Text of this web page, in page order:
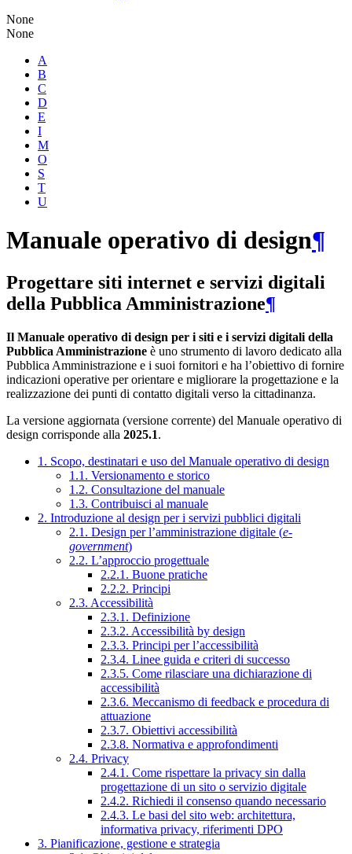
None
None
A
B
C
D
E
I
M
O
S
T
U
Manuale operativo di design¶
Progettare siti internet e servizi digitali
della Pubblica Amministrazione¶
Il Manuale operativo di design per i siti e i servizi digitali della
Pubblica Amministrazione è uno strumento di lavoro dedicato alla
Pubblica Amministrazione e i suoi fornitori e ha l’obiettivo di fornire
indicazioni operative per orientare e migliorare la progettazione e la
realizzazione dei punti di contatto digitali verso la cittadinanza.
La versione aggiornata (versione corrente) del Manuale operativo di
design corrisponde alla 2025.1.
1. Scopo, destinatari e uso del Manuale operativo di design
1.1. Versionamento e storico
1.2. Consultazione del manuale
1.3. Contribuisci al manuale
2. Introduzione al design per i servizi pubblici digitali
2.1. Design per l’amministrazione digitale (e-
government)
2.2. L’approccio progettuale
2.2.1. Buone pratiche
2.2.2. Principi
2.3. Accessibilità
2.3.1. Definizione
2.3.2. Accessibilità by design
2.3.3. Principi per l’accessibilità
2.3.4. Linee guida e criteri di successo
2.3.5. Come rilasciare una dichiarazione di
accessibilità
2.3.6. Meccanismo di feedback e procedura di
attuazione
2.3.7. Obiettivi accessibilità
2.3.8. Normativa e approfondimenti
2.4. Privacy
2.4.1. Come rispettare la privacy sin dalla
progettazione di un sito o servizio digitale
2.4.2. Richiedi il consenso quando necessario
2.4.3. Le basi del sito web: architettura,
informativa privacy, riferimenti DPO
3. Pianificazione, gestione e strategia